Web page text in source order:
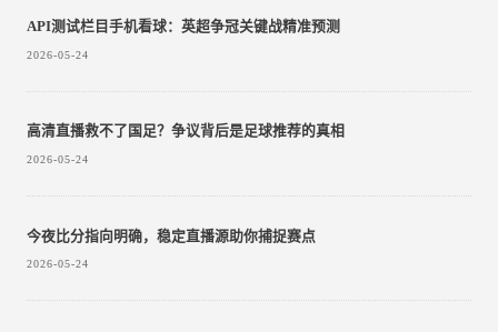
API测试栏目手机看球：英超争冠关键战精准预测
2026-05-24
高清直播救不了国足？争议背后是足球推荐的真相
2026-05-24
今夜比分指向明确，稳定直播源助你捕捉赛点
2026-05-24